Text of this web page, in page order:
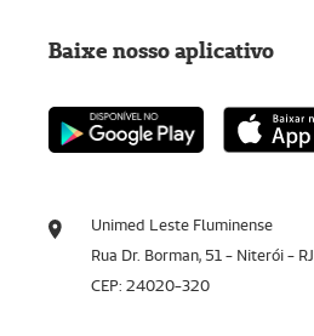
Unimed Leste Fluminense
Rua Dr. Borman, 51 - Niterói - RJ
CEP: 24020-320
Baixe nosso aplicativo